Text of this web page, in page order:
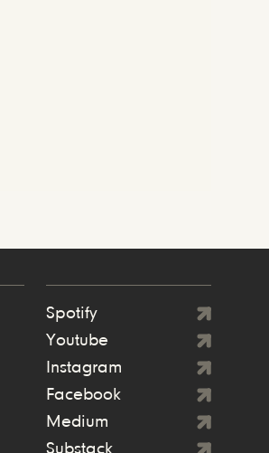
Spotify
Youtube
Instagram
Facebook
Medium